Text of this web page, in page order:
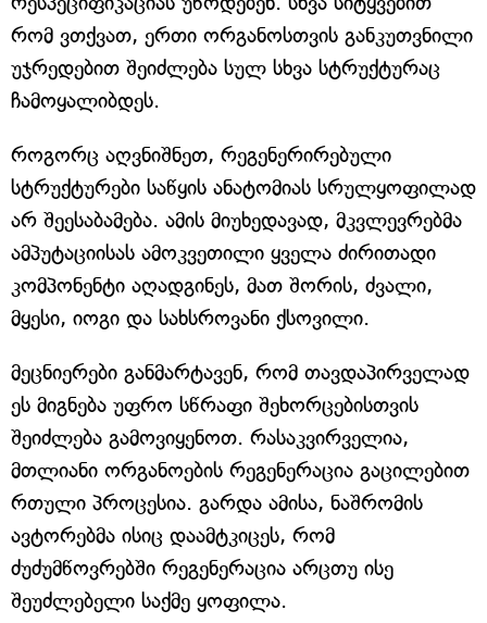
რომ ვთქვათ, ერთი ორგანოსთვის განკუთვნილი
უჯრედებით შეიძლება სულ სხვა სტრუქტურაც
ჩამოყალიბდეს.
როგორც აღვნიშნეთ, რეგენერირებული
სტრუქტურები საწყის ანატომიას სრულყოფილად
არ შეესაბამება. ამის მიუხედავად, მკვლევრებმა
ამპუტაციისას ამოკვეთილი ყველა ძირითადი
კომპონენტი აღადგინეს, მათ შორის, ძვალი,
მყესი, იოგი და სახსროვანი ქსოვილი.
მეცნიერები განმარტავენ, რომ თავდაპირველად
ეს მიგნება უფრო სწრაფი შეხორცებისთვის
შეიძლება გამოვიყენოთ. რასაკვირველია,
მთლიანი ორგანოების რეგენერაცია გაცილებით
რთული პროცესია. გარდა ამისა, ნაშრომის
ავტორებმა ისიც დაამტკიცეს, რომ
ძუძუმწოვრებში რეგენერაცია არცთუ ისე
შეუძლებელი საქმე ყოფილა.